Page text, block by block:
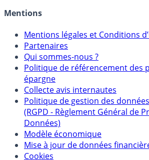
Crédit immobilier
Mentions
Mentions légales et Conditions
Partenaires
Qui sommes-nous ?
Politique de référencement des
épargne
Collecte avis internautes
Politique de gestion des données
(RGPD - Règlement Général de
Données)
Modèle économique